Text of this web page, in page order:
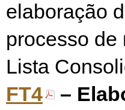
elaboração
processo de
Lista
FT4
–